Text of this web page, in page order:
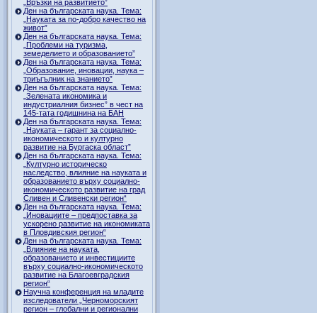
„Връзки на развитието”
Ден на българската наука. Тема:
„Науката за по-добро качество на
живот”
Ден на българската наука. Тема:
„Проблеми на туризма,
земеделието и образованието”
Ден на българската наука. Тема:
„Образование, иновации, наука –
триъгълник на знанието”
Ден на българската наука. Тема:
„Зелената икономика и
индустриалния бизнес” в чест на
145-тата годишнина на БАН
Ден на българската наука. Тема:
„Науката – гарант за социално-
икономическото и културно
развитие на Бургаска област”
Ден на българската наука. Тема:
„Културно историческо
наследство, влияние на науката и
образованието върху социално-
икономическото развитие на град
Сливен и Сливенски регион“
Ден на българската наука. Тема:
„Иновациите – предпоставка за
ускорено развитие на икономиката
в Пловдивския регион“
Ден на българската наука. Тема:
„Влияние на науката,
образованието и инвестициите
върху социално-икономическото
развитие на Благоевградския
регион“
Научна конференция на младите
изследователи „Черноморският
регион – глобални и регионални